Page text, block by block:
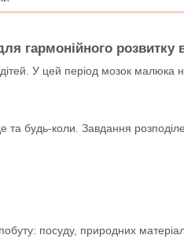
гармонійного розвитку
У цей період мозок
будь-коли. Завдання
посуду, природних